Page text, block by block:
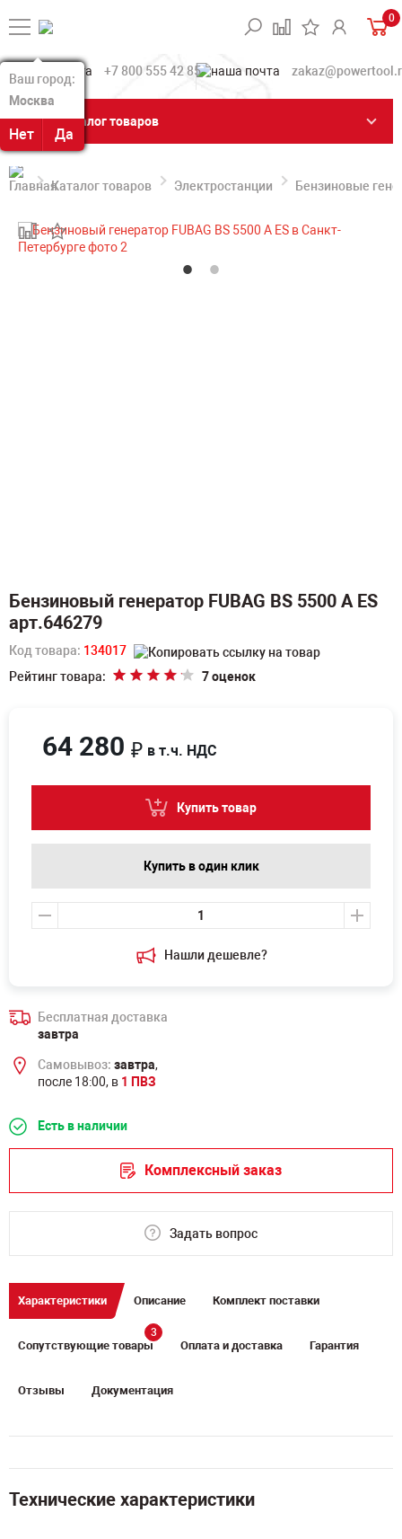
Ваш город:
Москва
Нет Да
Ваш город:
Москва
Нет Да
0
+7 800 555 42 85
Каталог товаров
Каталог товаров Электростанции Бензиновые
Бензиновый генератор FUBAG BS 5500 A ES
арт.646279
Код товара: 134017
Рейтинг товара:
7 оценок
Нашли дешевле?
64 280 ₽ в т.ч. НДС
Купить товар
Купить в один клик
Бесплатная доставка
завтра
Самовывоз: завтра,
после 18:00, в 1 ПВЗ
Есть в наличии
Комплексный заказ
Задать вопрос
Характеристики Описание Комплект поставки
Сопутствующие товары
3
Оплата и доставка Гарантия
Отзывы Документация
Технические характеристики